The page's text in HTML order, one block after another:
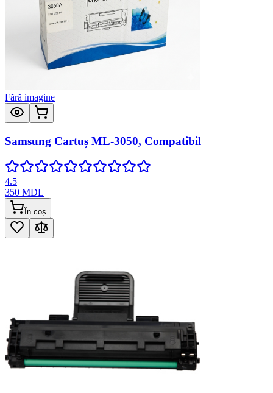
Fără imagine
Samsung Cartuș ML-3050, Compatibil
4.5
350 MDL
În coș